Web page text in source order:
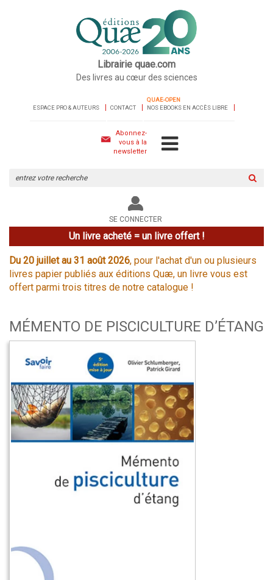
Librairie quae.com
Des livres au cœur des sciences
ESPACE PRO & AUTEURS CONTACT
QUAE-OPEN
NOS EBOOKS EN ACCÈS LIBRE
Abonnez-
vous à la
newsletter
le
site
SE CONNECTER
Un livre acheté = un livre offert !
Du 20 juillet au 31 août 2026, pour l'achat d'un ou plusieurs
livres papier publiés aux éditions Quæ, un livre vous est
offert parmi trois titres de notre catalogue !
MÉMENTO DE PISCICULTURE D’ÉTANG